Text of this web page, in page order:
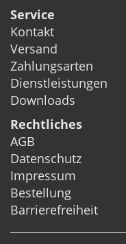
Service
Kontakt
Versand
Zahlungsarten
Dienstleistungen
Downloads
Rechtliches
AGB
Datenschutz
Impressum
Bestellung
Barrierefreiheit